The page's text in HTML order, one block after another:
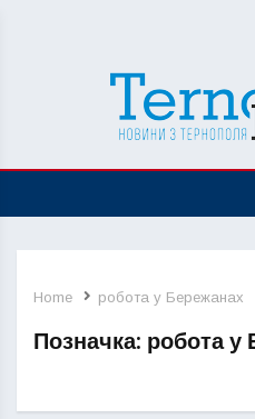
Home робота у Бережанах
Позначка: робота у